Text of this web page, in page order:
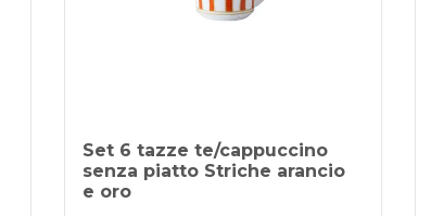
Set 6 tazze te/cappuccino
senza piatto Striche arancio
e oro